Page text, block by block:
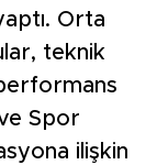
Orta
teknik
Spor
ilişkin